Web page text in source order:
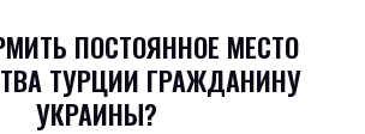
ПОСТОЯННОЕ МЕСТО
ТУРЦИИ ГРАЖДАНИНУ
УКРАИНЫ?